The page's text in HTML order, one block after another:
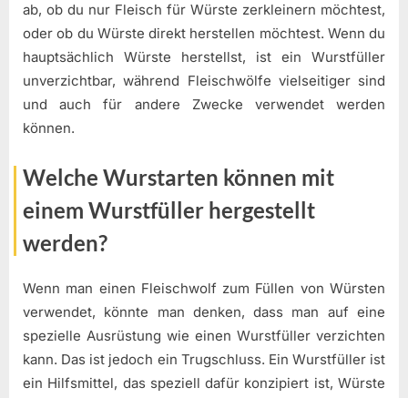
ab, ob du nur Fleisch für Würste zerkleinern möchtest,
oder ob du Würste direkt herstellen möchtest. Wenn du
hauptsächlich Würste herstellst, ist ein Wurstfüller
unverzichtbar, während Fleischwölfe vielseitiger sind
und auch für andere Zwecke verwendet werden
können.
Welche Wurstarten können mit
einem Wurstfüller hergestellt
werden?
Wenn man einen Fleischwolf zum Füllen von Würsten
verwendet, könnte man denken, dass man auf eine
spezielle Ausrüstung wie einen Wurstfüller verzichten
kann. Das ist jedoch ein Trugschluss. Ein Wurstfüller ist
ein Hilfsmittel, das speziell dafür konzipiert ist, Würste